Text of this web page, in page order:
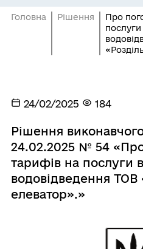
Головна Рішення
Про
24/02/2025 184
Рішення
24.02.2025 № 54
тарифів на послуги
водовідведення ТОВ
елеватор».»